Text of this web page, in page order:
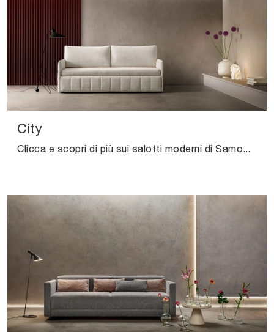
City
Clicca e scopri di più sui salotti moderni di Samoa! Diversi modelli di divani, come City, ti aspettano.